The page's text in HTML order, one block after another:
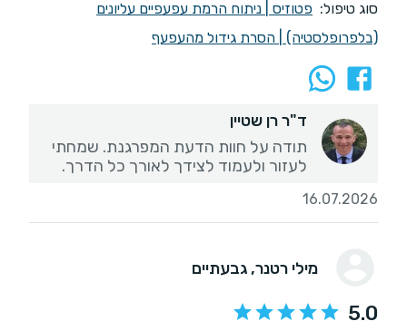
סוג טיפול: פטוזיס
ניתוח הרמת עפעפיים עליונים
(בלפרופלסטיה)
הסרת גידול מהעפעף
ד"ר רן שטיין
תודה על חוות הדעת המפרגנת. שמחתי
לעזור ולעמוד לצידך לאורך כל הדרך.
16.07.2026
מילי רטנר, גבעתיים
5.0